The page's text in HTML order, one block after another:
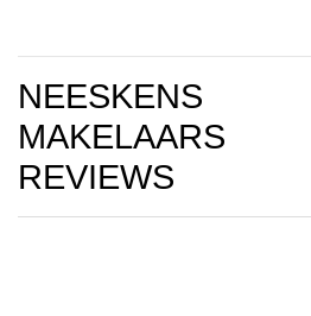
NEESKENS
MAKELAARS
REVIEWS